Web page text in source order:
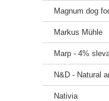
Magnum dog
Markus Mühle
Marp - 4%
N&D - Natural
Nativia